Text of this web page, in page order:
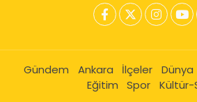
Gündem Ankara İlçeler Dünya
Eğitim
Spor